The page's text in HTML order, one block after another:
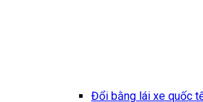
Đổi bằng lái xe quốc